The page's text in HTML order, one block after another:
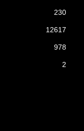
230
12617
978
2